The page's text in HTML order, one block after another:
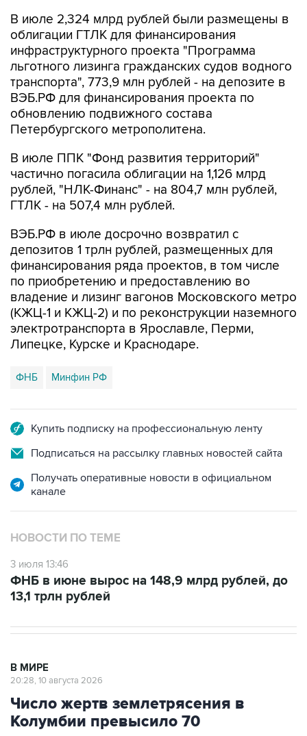
В июле 2,324 млрд рублей были размещены в
облигации ГТЛК для финансирования
инфраструктурного проекта "Программа
льготного лизинга гражданских судов водного
транспорта", 773,9 млн рублей - на депозите в
ВЭБ.РФ для финансирования проекта по
обновлению подвижного состава
Петербургского метрополитена.
В июле ППК "Фонд развития территорий"
частично погасила облигации на 1,126 млрд
рублей, "НЛК-Финанс" - на 804,7 млн рублей,
ГТЛК - на 507,4 млн рублей.
ВЭБ.РФ в июле досрочно возвратил с
депозитов 1 трлн рублей, размещенных для
финансирования ряда проектов, в том числе
по приобретению и предоставлению во
владение и лизинг вагонов Московского метро
(КЖЦ-1 и КЖЦ-2) и по реконструкции наземного
электротранспорта в Ярославле, Перми,
Липецке, Курске и Краснодаре.
ФНБ Минфин РФ
Купить подписку на профессиональную ленту
Подписаться на рассылку главных новостей сайта
Получать оперативные новости в официальном
канале
НОВОСТИ ПО ТЕМЕ
3 июля 13:46
ФНБ в июне вырос на 148,9 млрд рублей, до
13,1 трлн рублей
В МИРЕ
20:28, 10 августа 2026
Число жертв землетрясения в
Колумбии превысило 70